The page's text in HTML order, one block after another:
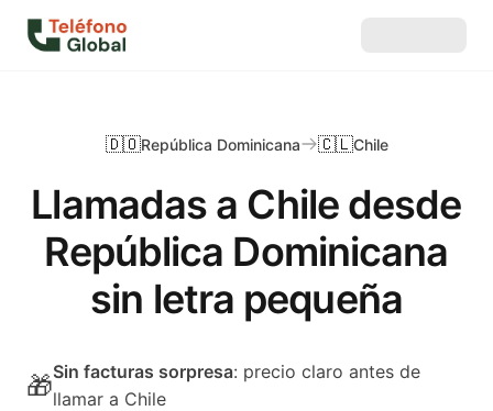
Llamadas a Chile desde
República Dominicana
sin letra pequeña
🇩🇴República Dominicana 🇨🇱Chile
🎁Sin facturas sorpresa: precio claro antes de
llamar a Chile